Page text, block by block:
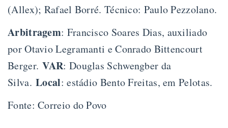
(Allex); Rafael Borré. Técnico: Paulo Pezzolano.
Arbitragem: Francisco Soares Dias, auxiliado
por Otavio Legramanti e Conrado Bittencourt
Berger.VAR: Douglas Schwengber da
Silva.Local: estádio Bento Freitas, em Pelotas.
Fonte: Correio do Povo